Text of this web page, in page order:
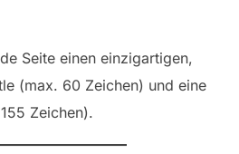
Seite einen einzigartigen,
(max. 60 Zeichen) und eine
Zeichen).